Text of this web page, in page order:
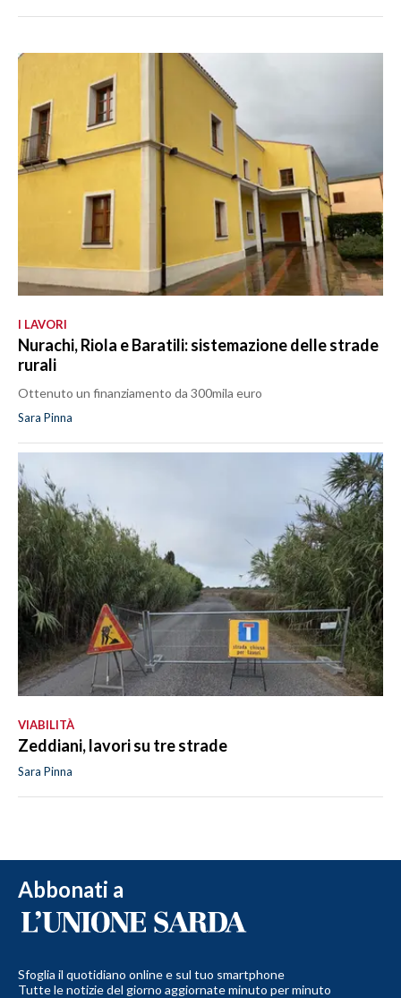
I LAVORI
Nurachi, Riola e Baratili: sistemazione delle strade
rurali
Ottenuto un finanziamento da 300mila euro
Sara Pinna
VIABILITÀ
Zeddiani, lavori su tre strade
Sara Pinna
Abbonati a
Sfoglia il quotidiano online e sul tuo smartphone
Tutte le notizie del giorno aggiornate minuto per minuto